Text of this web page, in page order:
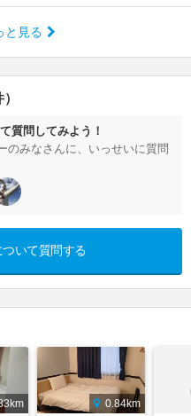
と見る
質問してみよう！
のみなさんに、いっせいに質問
いて質問する
0.84km